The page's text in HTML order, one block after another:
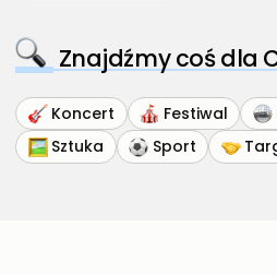
Znajdźmy coś dla
Koncert Festiwal
Sztuka
Sport